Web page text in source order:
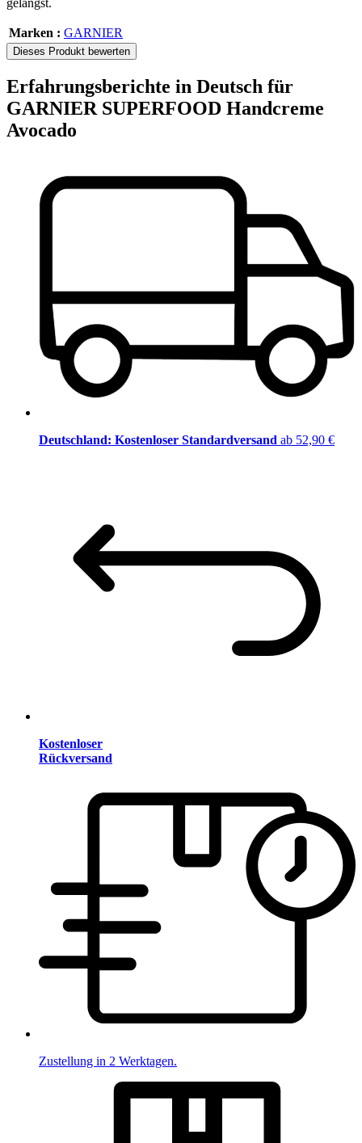
gelangst.
Marken : GARNIER
Dieses Produkt bewerten
Erfahrungsberichte in Deutsch für
GARNIER SUPERFOOD Handcreme
Avocado
Deutschland: Kostenloser Standardversand ab 52,90 €
Kostenloser
Rückversand
Zustellung in 2 Werktagen.